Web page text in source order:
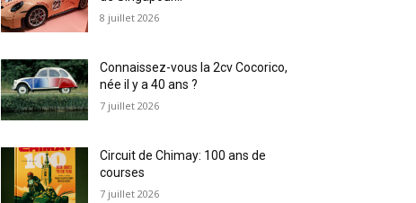
8 juillet 2026
Connaissez-vous la 2cv Cocorico,
née il y a 40 ans ?
7 juillet 2026
Circuit de Chimay: 100 ans de
courses
7 juillet 2026